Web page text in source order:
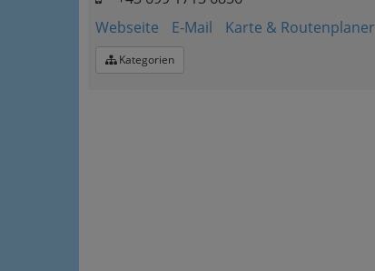
Webseite
E-Mail Karte & Routenplaner
Kategorien